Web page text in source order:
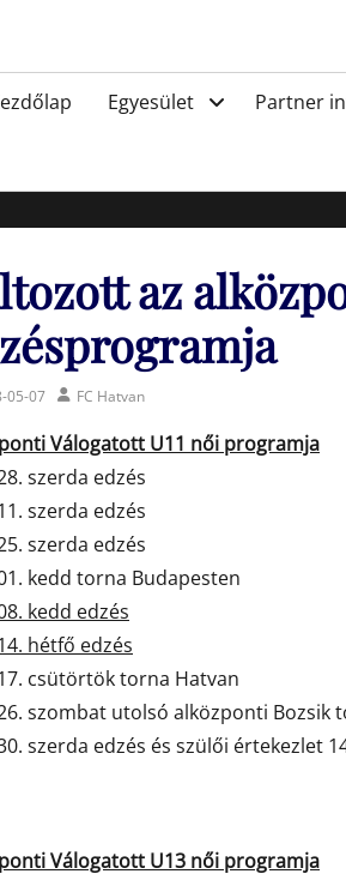
Egyesület Partner
az
05-07 AuthorFC Hatvan
Válogatott U11 női programja
szerda edzés
szerda edzés
szerda edzés
kedd torna Budapesten
kedd edzés
hétfő edzés
csütörtök torna Hatvan
szombat utolsó alközponti Bozsik
szerda edzés és szülői értekezlet
Válogatott U13 női programja